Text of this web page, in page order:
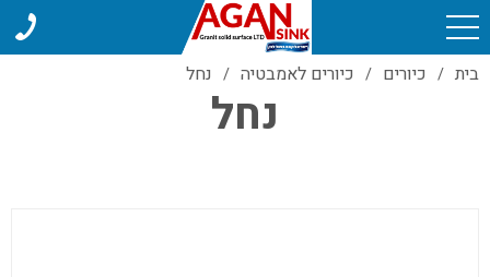
בית / כיורים / כיורים לאמבטיה / נחל
נחל